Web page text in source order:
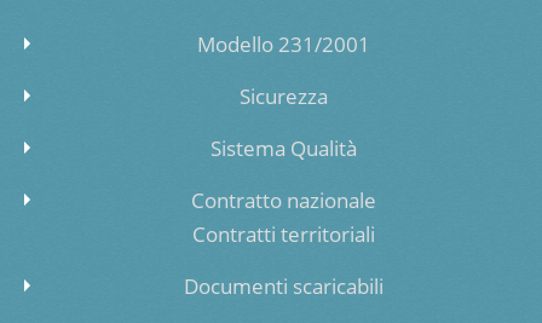
Modello 231/2001
Sicurezza
Sistema Qualità
Contratto nazionale
Contratti territoriali
Documenti scaricabili